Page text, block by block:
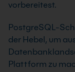
vorbereitest.
PostgreSQL-
der Hebel, um
Plattform zu